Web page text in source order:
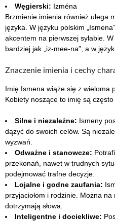
Węgierski: Izména
Brzmienie imienia również ulega
języka. W języku polskim
akcentem na pierwszej sylabie.
bardziej jak „iz-mee-na”, a w
Znaczenie imienia i cechy
Imię Ismena wiąże się z wieloma
Kobiety noszące to imię są
Silne i niezależne: Ismeny
dążyć do swoich celów. Są
wyzwań.
Odważne i stanowcze:
przekonań, nawet w trudnych
podejmować trafne decyzje.
Lojalne i godne zaufania:
przyjaciołom i rodzinie. Można
dotrzymają słowa.
Inteligentne i dociekliwe: